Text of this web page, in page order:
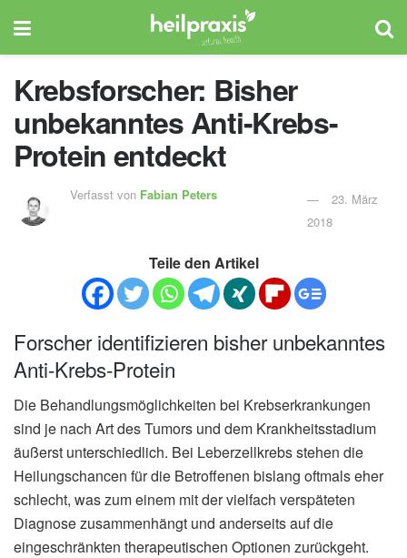
Krebsforscher: Bisher
unbekanntes Anti-Krebs-
Protein entdeckt
Verfasst von Fabian Peters
23. März
2018
Teile den Artikel
Forscher identifizieren bisher unbekanntes
Anti-Krebs-Protein
Die Behandlungsmöglichkeiten bei Krebserkrankungen
sind je nach Art des Tumors und dem Krankheitsstadium
äußerst unterschiedlich. Bei Leberzellkrebs stehen die
Heilungschancen für die Betroffenen bislang oftmals eher
schlecht, was zum einem mit der vielfach verspäteten
Diagnose zusammenhängt und anderseits auf die
eingeschränkten therapeutischen Optionen zurückgeht.